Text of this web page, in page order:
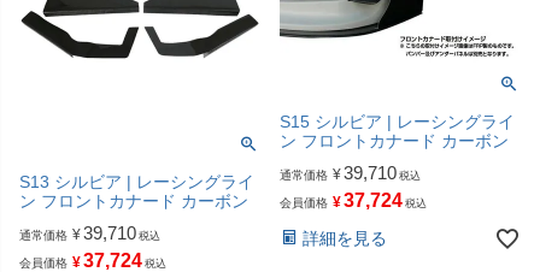
S13 シルビア | レーシングライ
ン フロントカナード カーボン
通常価格 ¥39,710 税込
会員価格 ¥37,724 税込
S15 シルビア | レーシングライ
ン フロントカナード カーボン
通常価格 ¥39,710 税込
会員価格 ¥37,724 税込
詳細を見る